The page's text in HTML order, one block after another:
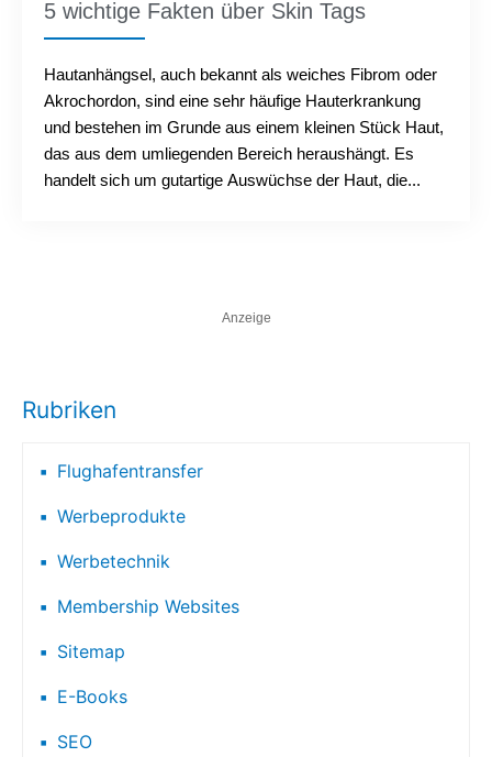
5 wichtige Fakten über Skin Tags
Hautanhängsel, auch bekannt als weiches Fibrom oder
Akrochordon, sind eine sehr häufige Hauterkrankung
und bestehen im Grunde aus einem kleinen Stück Haut,
das aus dem umliegenden Bereich heraushängt. Es
handelt sich um gutartige Auswüchse der Haut, die...
Anzeige
Rubriken
Flughafentransfer
Werbeprodukte
Werbetechnik
Membership Websites
Sitemap
E-Books
SEO